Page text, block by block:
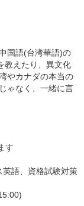
国語(台湾華語)の
教えたり、異文化
やカナダの本当の
ゃなく、一緒に言
す
英語、資格試験対策